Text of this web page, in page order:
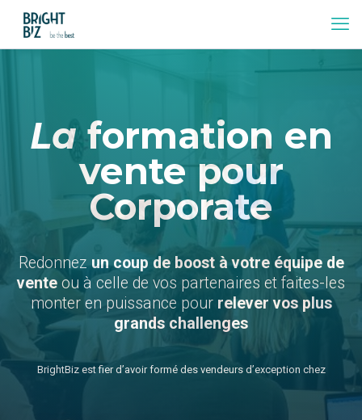
Laformation en
vente pour
Corporate
Redonnezun coup de boost à votre équipe de
vente ou à celle de vos partenaires et faites-les
monter en puissance pourrelever vos plus
grands challenges
BrightBiz est fier d’avoir formé des vendeurs d’exception chez